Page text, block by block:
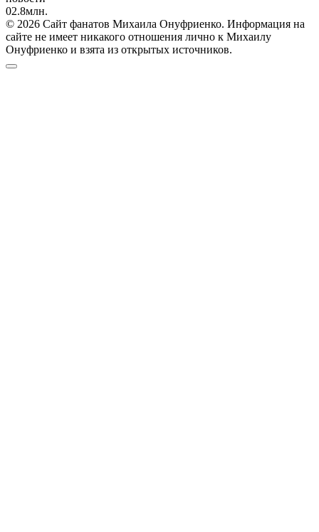
02.8млн.
© 2026 Сайт фанатов Михаила Онуфриенко. Информация на
сайте не имеет никакого отношения лично к Михаилу
Онуфриенко и взята из открытых источников.